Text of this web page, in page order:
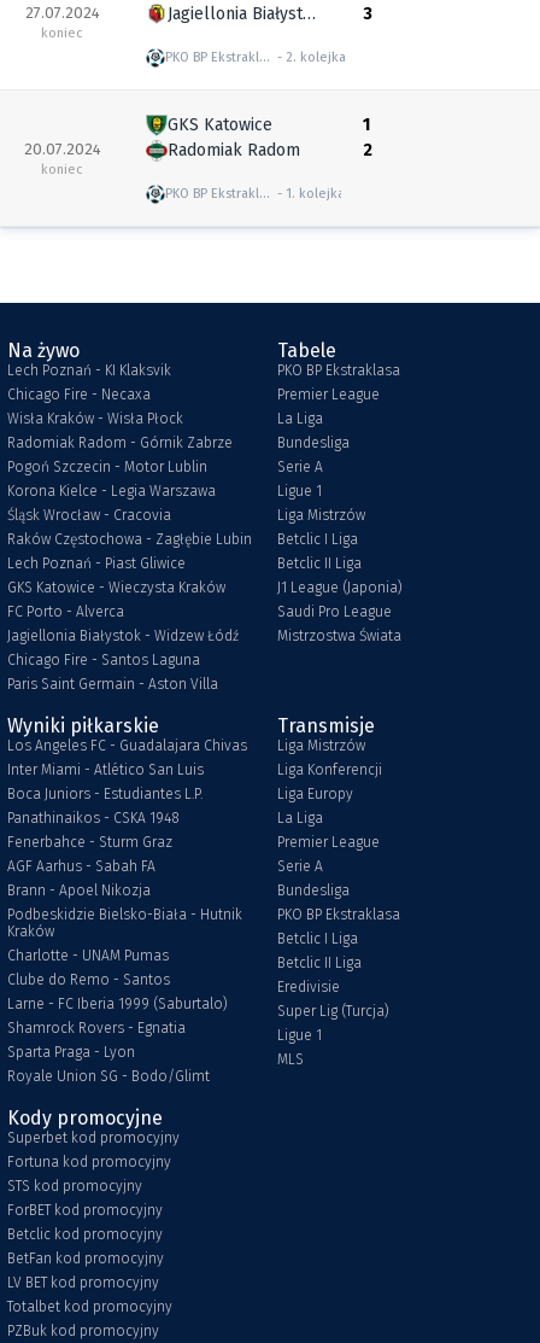
27.07.2024
koniec
Jagiellonia Białystok
PKO BP Ekstraklasa 2. kolejka
3
20.07.2024
koniec
GKS Katowice
Radomiak Radom
PKO BP Ekstraklasa 1. kolejka
1
2
Na żywo
Lech Poznań - KI Klaksvik
Chicago Fire - Necaxa
Wisła Kraków - Wisła Płock
Radomiak Radom - Górnik Zabrze
Pogoń Szczecin - Motor Lublin
Korona Kielce - Legia Warszawa
Śląsk Wrocław - Cracovia
Raków Częstochowa - Zagłębie Lubin
Lech Poznań - Piast Gliwice
GKS Katowice - Wieczysta Kraków
FC Porto - Alverca
Jagiellonia Białystok - Widzew Łódź
Chicago Fire - Santos Laguna
Paris Saint Germain - Aston Villa
Tabele
PKO BP Ekstraklasa
Premier League
La Liga
Bundesliga
Serie A
Ligue 1
Liga Mistrzów
Betclic I Liga
Betclic II Liga
J1 League (Japonia)
Saudi Pro League
Mistrzostwa Świata
Wyniki piłkarskie
Los Angeles FC - Guadalajara Chivas
Inter Miami - Atlético San Luis
Boca Juniors - Estudiantes L.P.
Panathinaikos - CSKA 1948
Fenerbahce - Sturm Graz
AGF Aarhus - Sabah FA
Brann - Apoel Nikozja
Podbeskidzie Bielsko-Biała - Hutnik
Kraków
Charlotte - UNAM Pumas
Clube do Remo - Santos
Larne - FC Iberia 1999 (Saburtalo)
Shamrock Rovers - Egnatia
Sparta Praga - Lyon
Royale Union SG - Bodo/Glimt
Transmisje
Liga Mistrzów
Liga Konferencji
Liga Europy
La Liga
Premier League
Serie A
Bundesliga
PKO BP Ekstraklasa
Betclic I Liga
Betclic II Liga
Eredivisie
Super Lig (Turcja)
Ligue 1
MLS
Kody promocyjne
Superbet kod promocyjny
Fortuna kod promocyjny
STS kod promocyjny
ForBET kod promocyjny
Betclic kod promocyjny
BetFan kod promocyjny
LV BET kod promocyjny
Totalbet kod promocyjny
PZBuk kod promocyjny